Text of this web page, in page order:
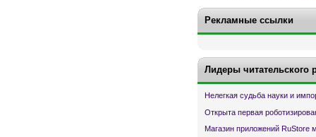
Рекламные ссылки
Лидеры читательского
Нелегкая судьба науки и
Открыта первая
Магазин приложений RuStore